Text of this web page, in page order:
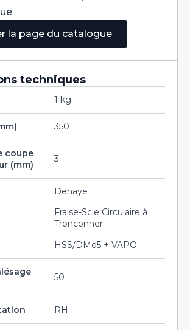
la page du catalogue
techniques
1 kg
350
coupe
(mm)
3
Dehaye
Fraise-Scie Circulaire à
Tronconner
HSS/DMo5 + VAPO
50
RH